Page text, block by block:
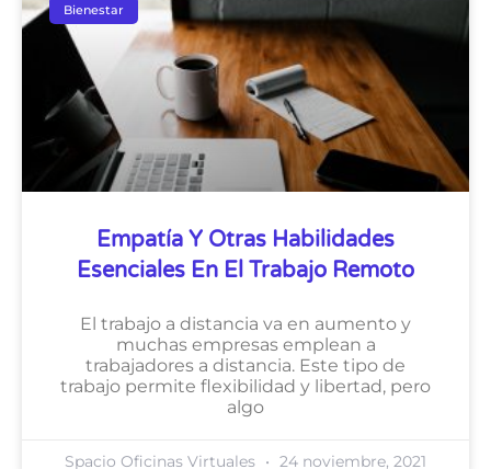
Bienestar
Empatía Y Otras Habilidades
Esenciales En El Trabajo Remoto
El trabajo a distancia va en aumento y
muchas empresas emplean a
trabajadores a distancia. Este tipo de
trabajo permite flexibilidad y libertad, pero
algo
Spacio Oficinas Virtuales 24 noviembre, 2021